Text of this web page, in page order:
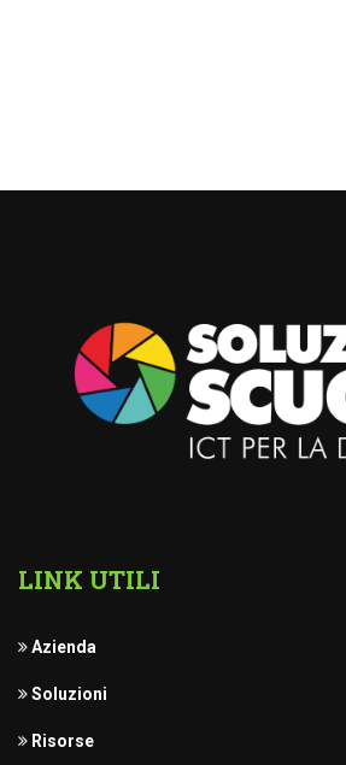
LINK UTILI
Azienda
Soluzioni
Risorse